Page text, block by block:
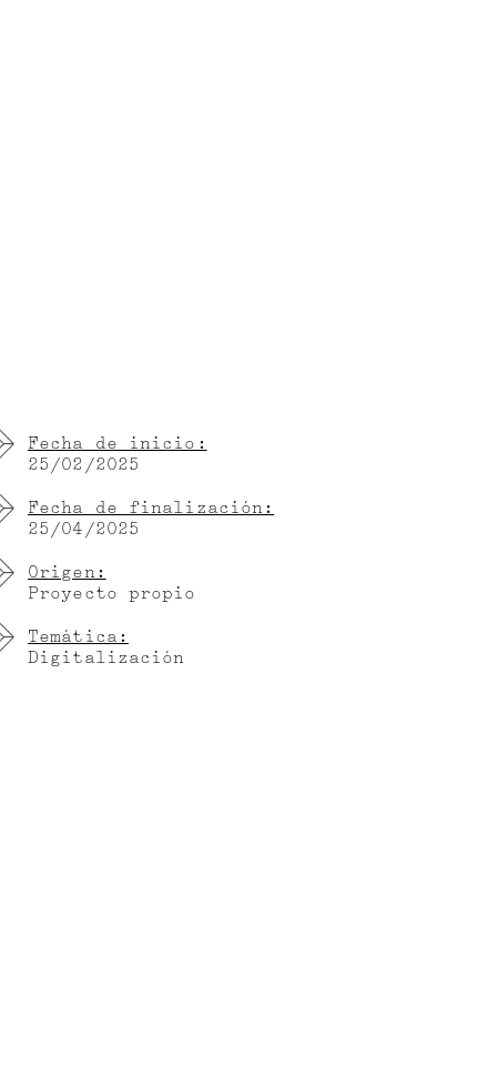
Fecha de inicio:
25/02/2025
Fecha de finalización:
25/04/2025
Origen:
Proyecto propio
Temática:
Digitalización